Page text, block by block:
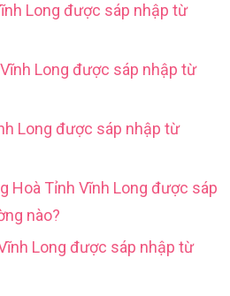
Long được sáp nhập từ
Long được sáp nhập từ
Long được sáp nhập từ
Hoà Tỉnh Vĩnh Long được sáp
nào?
Long được sáp nhập từ